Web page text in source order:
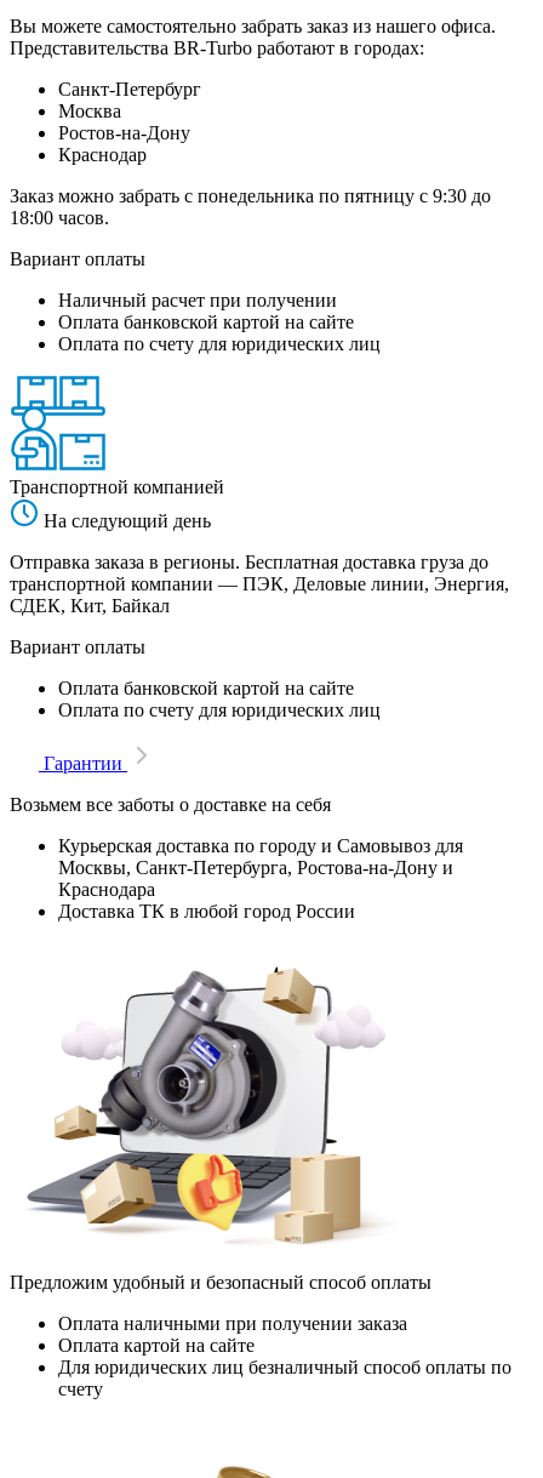
Вы можете самостоятельно забрать заказ из нашего офиса.
Представительства BR-Turbo работают в городах:
Санкт-Петербург
Москва
Ростов-на-Дону
Краснодар
Заказ можно забрать с понедельника по пятницу с 9:30 до
18:00 часов.
Вариант оплаты
Наличный расчет при получении
Оплата банковской картой на сайте
Оплата по счету для юридических лиц
Транспортной компанией
На следующий день
Отправка заказа в регионы. Бесплатная доставка груза до
транспортной компании — ПЭК, Деловые линии, Энергия,
СДЕК, Кит, Байкал
Вариант оплаты
Оплата банковской картой на сайте
Оплата по счету для юридических лиц
Гарантии
Возьмем все заботы о доставке на себя
Курьерская доставка по городу и Самовывоз для
Москвы, Санкт-Петербурга, Ростова-на-Дону и
Краснодара
Доставка ТК в любой город России
Предложим удобный и безопасный способ оплаты
Оплата наличными при получении заказа
Оплата картой на сайте
Для юридических лиц безналичный способ оплаты по
счету